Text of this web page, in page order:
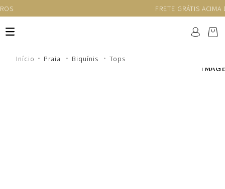
FRETE GRÁTIS ACIMA DE R$1.250
Praia Biquínis Tops